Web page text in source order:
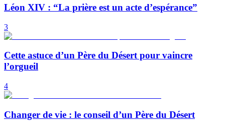
Léon XIV : “La prière est un acte d’espérance”
3
Cette astuce d’un Père du Désert pour vaincre
l’orgueil
4
Changer de vie : le conseil d’un Père du Désert